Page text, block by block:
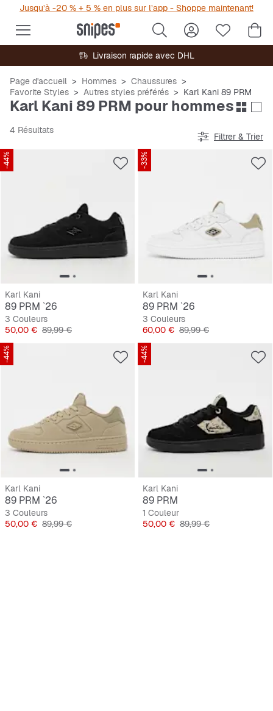
Jusqu’à -20 % + 5 % en plus sur l’app - Shoppe maintenant!
Livraison rapide avec DHL
Page d'accueil Hommes
Chaussures
Favorite Styles
Autres styles préférés Karl Kani 89 PRM
Karl Kani 89 PRM pour hommes
4 Résultats
Filtrer & Trier
-44%
Karl Kani
89 PRM `26
3 Couleurs
Prix
50,00 € Prix original
89,99 €
-33%
Karl Kani
89 PRM `26
3 Couleurs
Prix
60,00 € Prix original
89,99 €
-44%
Karl Kani
89 PRM `26
3 Couleurs
Prix
50,00 € Prix original
89,99 €
-44%
Karl Kani
89 PRM
1 Couleur
Prix
50,00 € Prix original
89,99 €